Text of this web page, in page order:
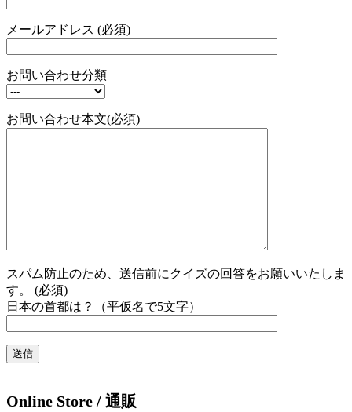
メールアドレス (必須)
お問い合わせ分類
お問い合わせ本文(必須)
スパム防止のため、送信前にクイズの回答をお願いいたしま
す。 (必須)
日本の首都は？（平仮名で5文字）
Online Store / 通販